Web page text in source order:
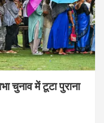
चुनाव में टूटा पुराना